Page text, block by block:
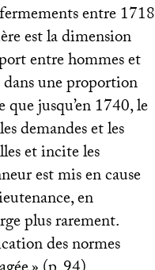
entre 1718
est la dimension
entre hommes et
une proportion
jusqu’en 1740, le
demandes et les
et incite les
est mis en cause
en
plus rarement.
des normes